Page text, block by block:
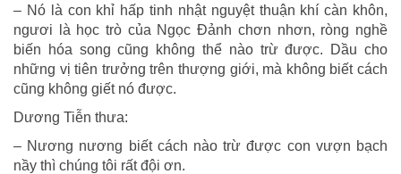
– Nó là con khỉ hấp tinh nhật nguyệt thuận khí càn khôn,
ngươi là học trò của Ngọc Ðảnh chơn nhơn, ròng nghề
biến hóa song cũng không thể nào trừ được. Dầu cho
những vị tiên trưởng trên thượng giới, mà không biết cách
cũng không giết nó được.
Dương Tiễn thưa:
– Nương nương biết cách nào trừ được con vượn bạch
nầy thì chúng tôi rất đội ơn.